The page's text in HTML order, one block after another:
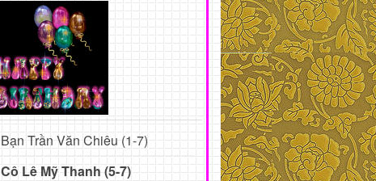
Bạn Trần Văn Chiêu (1-7)
Cô Lê Mỹ Thanh (5-7)